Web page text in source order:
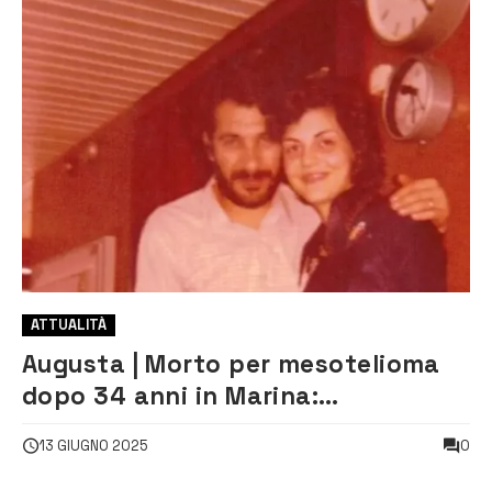
ATTUALITÀ
Augusta | Morto per mesotelioma
dopo 34 anni in Marina:
Difesa
13 GIUGNO 2025 0